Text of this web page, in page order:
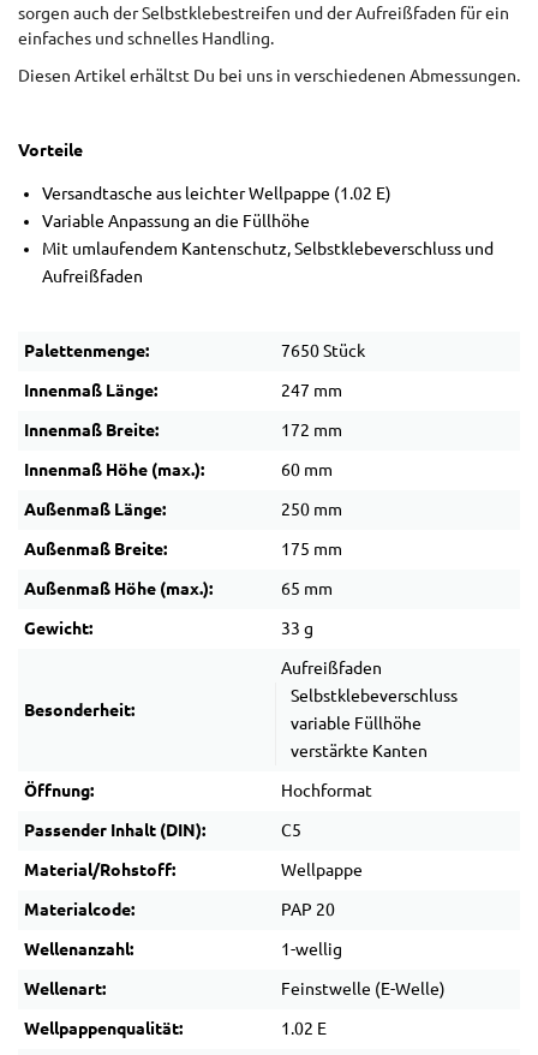
sorgen auch der Selbstklebestreifen und der Aufreißfaden für ein
einfaches und schnelles Handling.
Diesen Artikel erhältst Du bei uns in verschiedenen Abmessungen.
Vorteile
Versandtasche aus leichter Wellpappe (1.02 E)
Variable Anpassung an die Füllhöhe
Mit umlaufendem Kantenschutz, Selbstklebeverschluss und
Aufreißfaden
Palettenmenge: 7650 Stück
Innenmaß Länge: 247 mm
Innenmaß Breite: 172 mm
Innenmaß Höhe (max.): 60 mm
Außenmaß Länge: 250 mm
Außenmaß Breite: 175 mm
Außenmaß Höhe (max.): 65 mm
Gewicht: 33 g
Besonderheit:
Aufreißfaden
Selbstklebeverschluss
variable Füllhöhe
verstärkte Kanten
Öffnung: Hochformat
Passender Inhalt (DIN): C5
Material/Rohstoff: Wellpappe
Materialcode: PAP 20
Wellenanzahl: 1-wellig
Wellenart: Feinstwelle (E-Welle)
Wellpappenqualität: 1.02 E